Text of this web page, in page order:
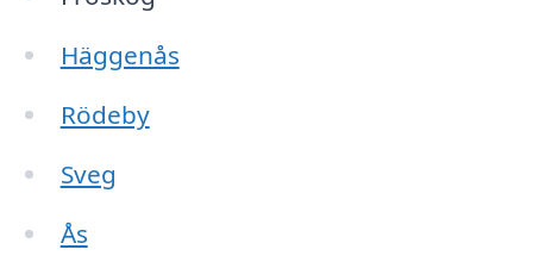
Häggenås
Rödeby
Sveg
Ås